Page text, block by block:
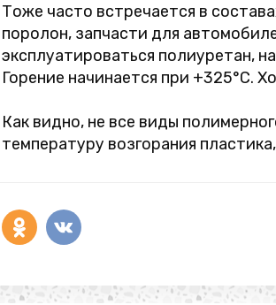
Тоже часто встречается в
поролон, запчасти для
эксплуатироваться полиуретан,
Горение начинается при +325°C.
Как видно, не все виды
температуру возгорания